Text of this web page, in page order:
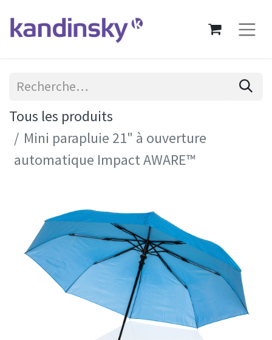
Tous les produits
Mini parapluie 21" à ouverture
automatique Impact AWARE™